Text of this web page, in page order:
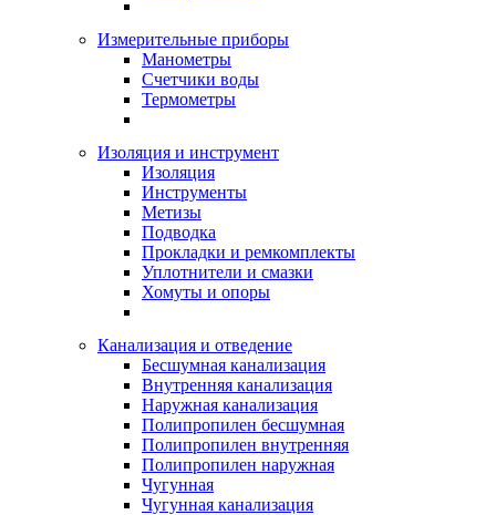
Измерительные приборы
Манометры
Счетчики воды
Термометры
Изоляция и инструмент
Изоляция
Инструменты
Метизы
Подводка
Прокладки и ремкомплекты
Уплотнители и смазки
Хомуты и опоры
Канализация и отведение
Бесшумная канализация
Внутренняя канализация
Наружная канализация
Полипропилен бесшумная
Полипропилен внутренняя
Полипропилен наружная
Чугунная
Чугунная канализация